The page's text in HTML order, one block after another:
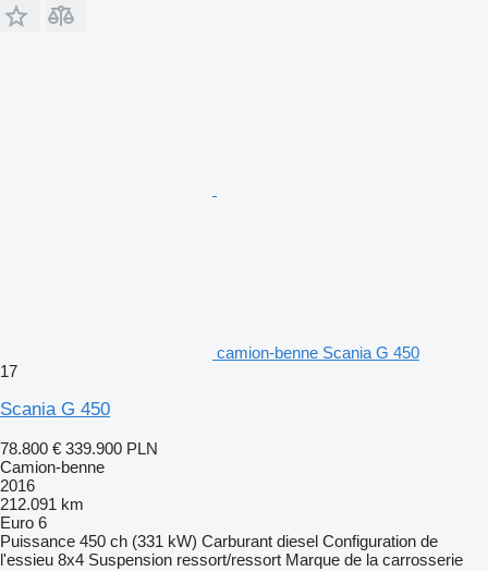
camion-benne Scania G 450
17
Scania G 450
78.800 € 339.900 PLN
Camion-benne
2016
212.091 km
Euro 6
Puissance 450 ch (331 kW) Carburant diesel Configuration de
l'essieu 8x4 Suspension ressort/ressort Marque de la carrosserie